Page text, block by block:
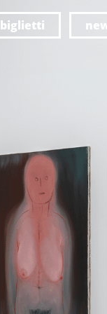
biglietti